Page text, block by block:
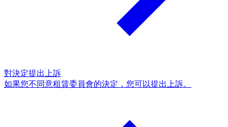
對決定提出上訴
如果您不同意租賃委員會的決定，您可以提出上訴。